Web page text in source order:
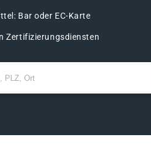
Bar oder EC-Karte
Zertifizierungsdiensten